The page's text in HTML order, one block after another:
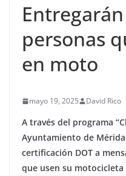
personas
en moto
mayo 19, 2025 David Rico
A través del programa
Ayuntamiento de
certificación DOT a
que usen su